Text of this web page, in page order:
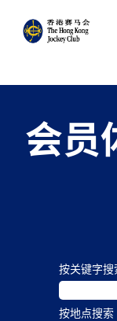
会员
按关键字搜
按地点搜索